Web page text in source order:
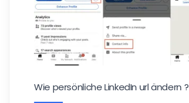
Wie persönliche LinkedIn url ändern​ ?